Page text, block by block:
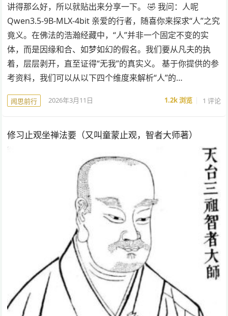
讲得那么好，所以就贴出来分享一下。 🤣 我问：人呢
Qwen3.5-9B-MLX-4bit 亲爱的行者，随喜你来探求“人”之究
竟义。在佛法的浩瀚经藏中，“人”并非一个固定不变的实
体，而是因缘和合、如梦如幻的假名。我们要从凡夫的执
着，层层剥开，直至证得“无我”的真实义。 基于你提供的参
考资料，我们可以从以下四个维度来解析“人”的…
闻思前行 2026年3月11日 1.2k浏览 1 评论
修习止观坐禅法要（又叫童蒙止观，智者大师著）